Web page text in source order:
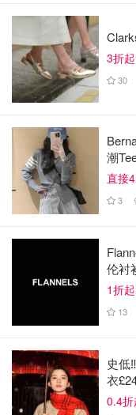
其他食材：
鸡蛋 Egg—2個
白饭 Steamed
海苔片 Nori—1/2片
做法：
1. 将腌料中的鸡腿去
制20分钟。
3折
30
潮
直接
3
伦衬
1折
13
史低
衣
0.4折